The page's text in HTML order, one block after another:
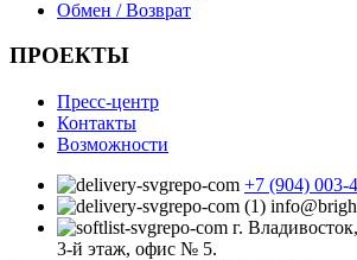
Обмен / Возврат
ПРОЕКТЫ
Пресс-центр
Контакты
Возможности
+7 (904) 003-
г.
3-й этаж, офис № 5.